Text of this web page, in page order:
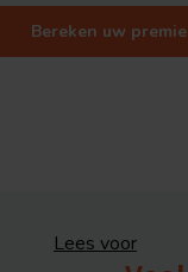
Bereken uw premie
Lees voor